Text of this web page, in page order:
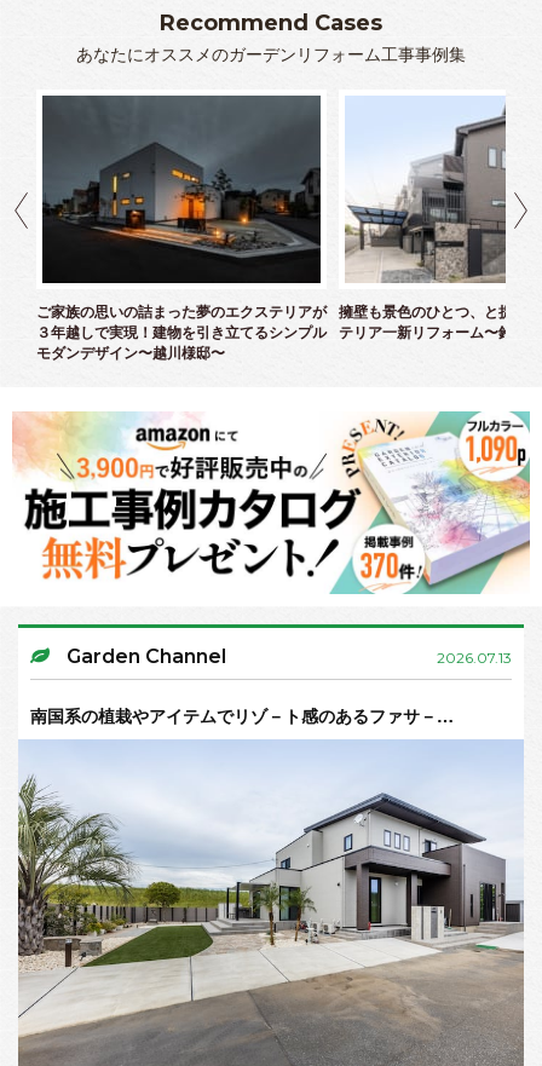
Recommend Cases
あなたにオススメのガーデンリフォーム工事事例集
ご家族の思いの詰まった夢のエクステリアが
３年越しで実現！建物を引き立てるシンプル
モダンデザイン〜越川様邸〜
擁壁も景色のひとつ、と捉え
テリア一新リフォーム〜鈴木
Garden Channel 2026.07.13
南国系の植栽やアイテムでリゾ－ト感のあるファサ－…